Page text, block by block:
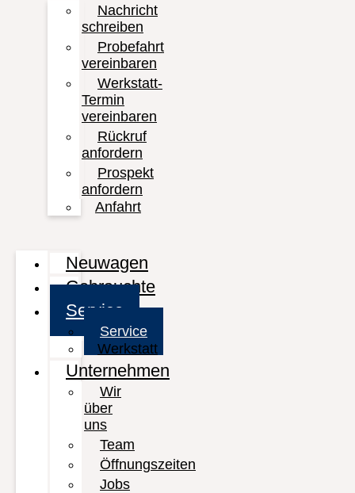
Nachricht
schreiben
Probefahrt
vereinbaren
Werkstatt-
Termin
vereinbaren
Rückruf
anfordern
Prospekt
anfordern
Anfahrt
Neuwagen
Gebrauchte
Service
Service
Werkstatt
Unternehmen
Wir
über
uns
Team
Öffnungszeiten
Jobs